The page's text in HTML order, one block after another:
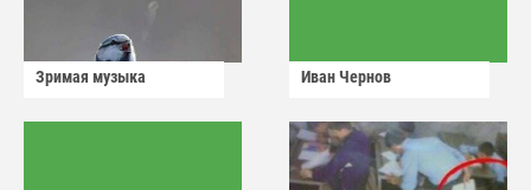
Зримая музыка Иван Чернов